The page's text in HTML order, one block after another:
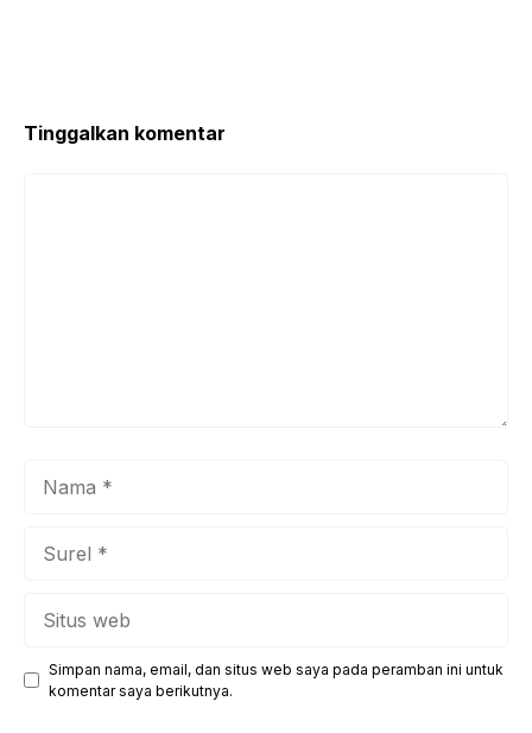
Tinggalkan komentar
Simpan nama, email, dan situs web saya pada peramban ini untuk
komentar saya berikutnya.